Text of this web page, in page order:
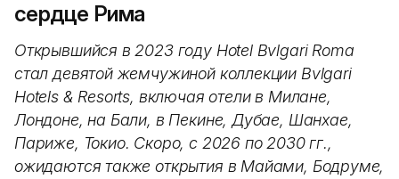
сердце Рима
Открывшийся в 2023 году Hotel Bvlgari Roma
стал девятой жемчужиной коллекции Bvlgari
Hotels & Resorts, включая отели в Милане,
Лондоне, на Бали, в Пекине, Дубае, Шанхае,
Париже, Токио. Скоро, с 2026 по 2030 гг.,
ожидаются также открытия в Майами, Бодруме,